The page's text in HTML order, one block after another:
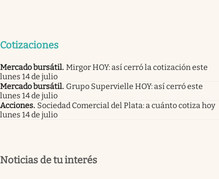
Cotizaciones
Mercado bursátil. Mirgor HOY: así cerró la cotización este
lunes 14 de julio
Mercado bursátil. Grupo Supervielle HOY: así cerró este
lunes 14 de julio
Acciones. Sociedad Comercial del Plata: a cuánto cotiza hoy
lunes 14 de julio
Noticias de tu interés